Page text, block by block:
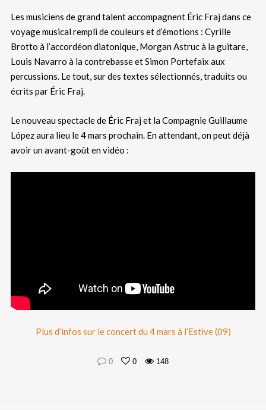
Les musiciens de grand talent accompagnent Éric Fraj dans ce
voyage musical rempli de couleurs et d’émotions : Cyrille
Brotto à l’accordéon diatonique, Morgan Astruc à la guitare,
Louis Navarro à la contrebasse et Simon Portefaix aux
percussions. Le tout, sur des textes sélectionnés, traduits ou
écrits par Éric Fraj.
Le nouveau spectacle de Éric Fraj et la Compagnie Guillaume
López aura lieu le 4 mars prochain. En attendant, on peut déjà
avoir un avant-goût en vidéo :
Plus d’infos sur le concert du 4 mars à l’Estive (09)
0 0 148